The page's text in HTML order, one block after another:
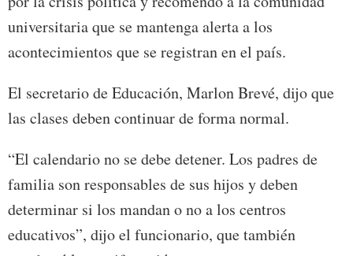
universitaria que se mantenga alerta a los
acontecimientos que se registran en el país.
El secretario de Educación, Marlon Brevé, dijo que
las clases deben continuar de forma normal.
“El calendario no se debe detener. Los padres de
familia son responsables de sus hijos y deben
determinar si los mandan o no a los centros
educativos”, dijo el funcionario, que también